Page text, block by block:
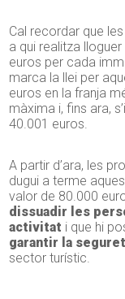
Cal recordar que
a qui realitza lloguer
euros per cada
marca la llei per
euros en la franja
màxima i, fins ara,
40.001 euros.
A partir d’ara, les
dugui a terme
valor de 80.000
dissuadir les
activitat i que hi
garantir la
sector turístic.